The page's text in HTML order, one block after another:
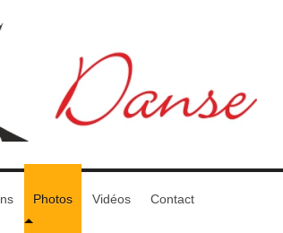
Photos Vidéos Contact